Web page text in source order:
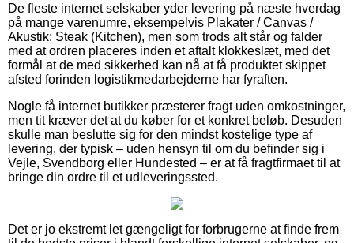
De fleste internet selskaber yder levering på næste hverdag
på mange varenumre, eksempelvis Plakater / Canvas /
Akustik: Steak (Kitchen), men som trods alt står og falder
med at ordren placeres inden et aftalt klokkeslæt, med det
formål at de med sikkerhed kan nå at få produktet skippet
afsted forinden logistikmedarbejderne har fyraften.
Nogle få internet butikker præsterer fragt uden omkostninger,
men tit kræver det at du køber for et konkret beløb. Desuden
skulle man beslutte sig for den mindst kostelige type af
levering, der typisk – uden hensyn til om du befinder sig i
Vejle, Svendborg eller Hundested – er at få fragtfirmaet til at
bringe din ordre til et udleveringssted.
Det er jo ekstremt let gængeligt for forbrugerne at finde frem